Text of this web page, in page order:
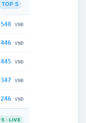
TOP 5
VNĐ
VNĐ
VNĐ
VNĐ
VNĐ
5 · LIVE